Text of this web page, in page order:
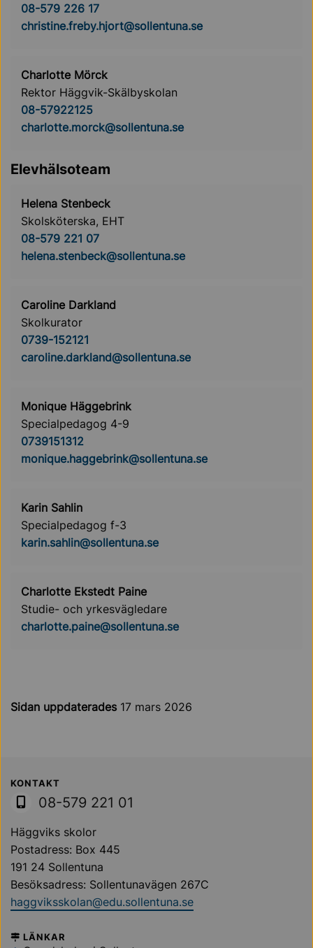
08-579 226 17
christine.freby.hjort@sollentuna.se
Charlotte Mörck
Rektor Häggvik-Skälbyskolan
08-57922125
charlotte.morck@sollentuna.se
Elevhälsoteam
Helena Stenbeck
Skolsköterska, EHT
08-579 221 07
helena.stenbeck@sollentuna.se
Caroline Darkland
Skolkurator
0739-152121
caroline.darkland@sollentuna.se
Monique Häggebrink
Specialpedagog 4-9
0739151312
monique.haggebrink@sollentuna.se
Karin Sahlin
Specialpedagog f-3
karin.sahlin@sollentuna.se
Charlotte Ekstedt Paine
Studie- och yrkesvägledare
charlotte.paine@sollentuna.se
Sidan uppdaterades 17 mars 2026
Sollentuna Kommun
KONTAKT
08-579 221 01
Häggviks skolor
Postadress: Box 445
191 24 Sollentuna
Besöksadress: Sollentunavägen 267C
haggviksskolan@edu.sollentuna.se
LÄNKAR